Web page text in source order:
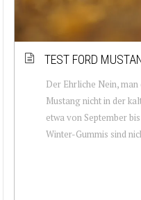
TEST FORD
Der Ehrliche Nein,
Mustang nicht in der
etwa von September
Winter-Gummis sind